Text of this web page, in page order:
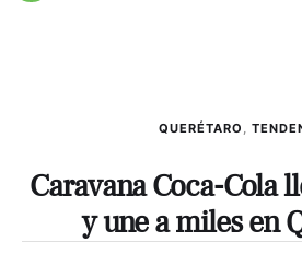
QUERÉTARO ,
Caravana Coca-Cola
y une a miles en